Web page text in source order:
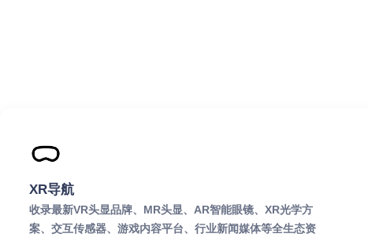
XR导航
收录最新VR头显品牌、MR头显、AR智能眼镜、XR光学方
案、交互传感器、游戏内容平台、行业新闻媒体等全生态资